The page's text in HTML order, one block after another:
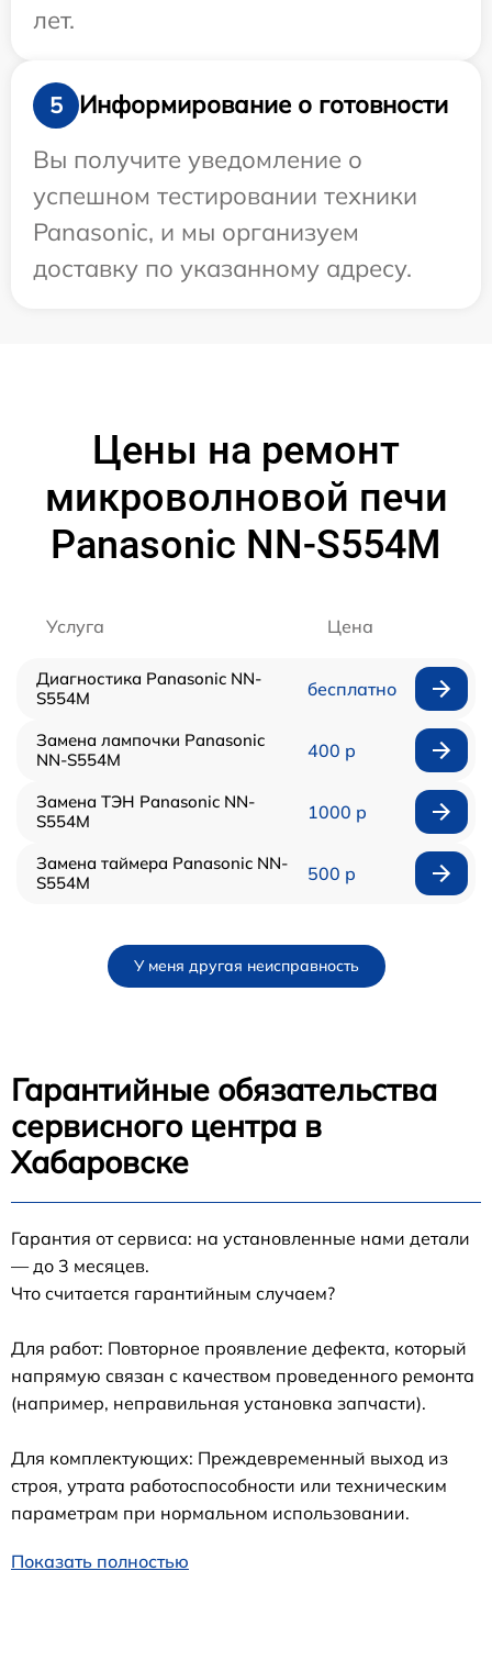
лет.
5
Информирование о готовности
Вы получите уведомление о
успешном тестировании техники
Panasonic, и мы организуем
доставку по указанному адресу.
Цены на ремонт
микроволновой печи
Panasonic NN-S554M
Услуга Цена
Диагностика Panasonic NN-
S554M
бесплатно
Замена лампочки Panasonic
NN-S554M
400 р
Замена ТЭН Panasonic NN-
S554M
1000 р
Замена таймера Panasonic NN-
S554M
500 р
У меня другая неисправность
Гарантийные обязательства
сервисного центра в
Хабаровске
Гарантия от сервиса: на установленные нами детали
— до 3 месяцев.
Что считается гарантийным случаем?
Для работ: Повторное проявление дефекта, который
напрямую связан с качеством проведенного ремонта
(например, неправильная установка запчасти).
Для комплектующих: Преждевременный выход из
строя, утрата работоспособности или техническим
параметрам при нормальном использовании.
Показать полностью